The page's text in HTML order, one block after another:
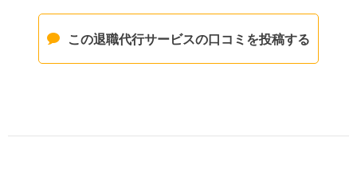
この退職代行サービスの口コミを投稿する